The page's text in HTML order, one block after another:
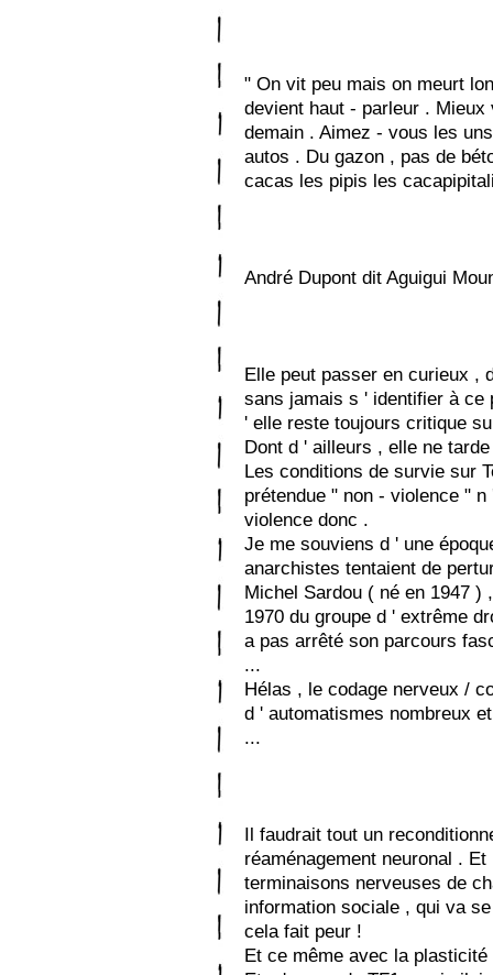
" On vit peu mais on meurt
devient haut - parleur .
demain . Aimez - vous les
autos . Du gazon , pas de
cacas les pipis les
André Dupont dit Aguigui
Elle peut passer en curieux ,
sans jamais s ' identifier à ce
' elle reste toujours critique
Dont d ' ailleurs , elle ne
Les conditions de survie sur
prétendue " non - violence "
violence donc .
Je me souviens d ' une
anarchistes tentaient de
Michel Sardou ( né en 1947 )
1970 du groupe d ' extrême
a pas arrêté son parcours
...
Hélas , le codage nerveux /
d ' automatismes nombreux
...
Il faudrait tout un
réaménagement neuronal .
terminaisons nerveuses de
information sociale , qui va
cela fait peur !
Et ce même avec la